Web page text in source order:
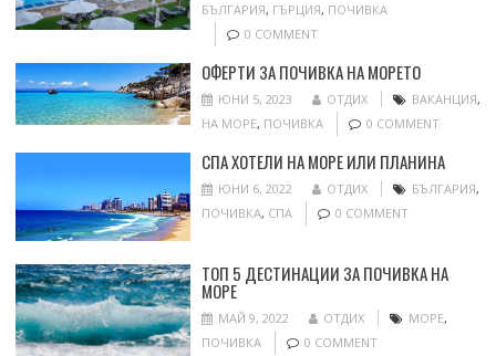
БЪЛГАРИЯ, ГЪРЦИЯ, ПОЧИВКА
0 COMMENT
ОФЕРТИ ЗА ПОЧИВКА НА МОРЕТО
ЮНИ 5, 2023 ОТДИХ ВАКАНЦИЯ,
НА МОРЕ, ПОЧИВКА 0 COMMENT
СПА ХОТЕЛИ НА МОРЕ ИЛИ ПЛАНИНА
ЮНИ 6, 2022 ОТДИХ БЪЛГАРИЯ,
ПОЧИВКА, СПА 0 COMMENT
ТОП 5 ДЕСТИНАЦИИ ЗА ПОЧИВКА НА
МОРЕ
МАЙ 9, 2022 ОТДИХ МОРЕ,
ПОЧИВКА
0 COMMENT